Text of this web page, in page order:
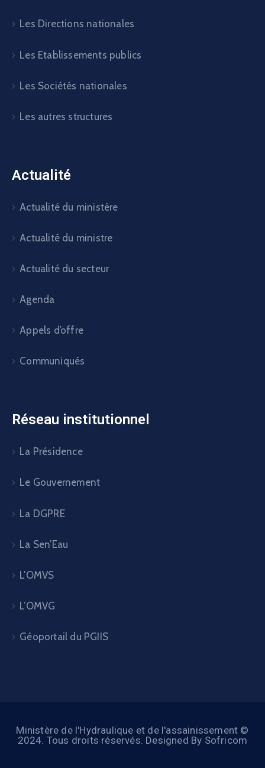
Les Directions nationales
Les Etablissements publics
Les Sociétés nationales
Les autres structures
Actualité
Actualité du ministère
Actualité du ministre
Actualité du secteur
Agenda
Appels d’offre
Communiqués
Réseau institutionnel
La Présidence
Le Gouvernement
La DGPRE
La Sen’Eau
L’OMVS
L’OMVG
Géoportail du PGIIS
Ministère de l'Hydraulique et de l'assainissement ©
2024. Tous droits réservés. Designed By Sofricom